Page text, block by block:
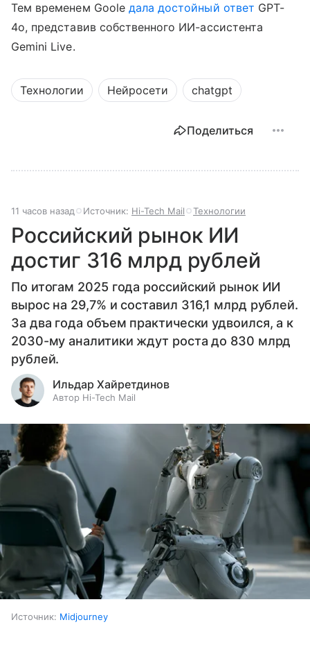
Тем временем Goole дала достойный ответ GPT-
4o, представив собственного ИИ-ассистента
Gemini Live.
Технологии Нейросети chatgpt
Поделиться
11 часов назад Источник: Hi-Tech Mail Технологии
Российский рынок ИИ
достиг 316 млрд рублей
По итогам 2025 года российский рынок ИИ
вырос на 29,7% и составил 316,1 млрд рублей.
За два года объем практически удвоился, а к
2030-му аналитики ждут роста до 830 млрд
рублей.
Ильдар Хайретдинов
Автор Hi-Tech Mail
Источник: Midjourney